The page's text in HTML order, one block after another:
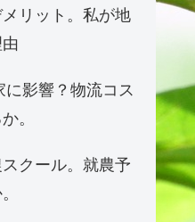
リット。私が地
影響？物流コス
。
クール。就農予